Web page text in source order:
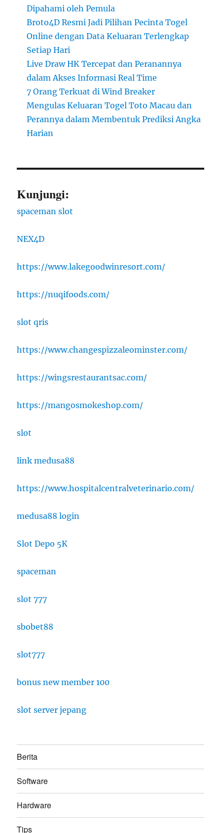
Dipahami oleh Pemula
Broto4D Resmi Jadi Pilihan Pecinta Togel
Online dengan Data Keluaran Terlengkap
Setiap Hari
Live Draw HK Tercepat dan Peranannya
dalam Akses Informasi Real Time
7 Orang Terkuat di Wind Breaker
Mengulas Keluaran Togel Toto Macau dan
Perannya dalam Membentuk Prediksi Angka
Harian
Kunjungi:
spaceman slot
NEX4D
https://www.lakegoodwinresort.com/
https://nuqifoods.com/
slot qris
https://www.changespizzaleominster.com/
https://wingsrestaurantsac.com/
https://mangosmokeshop.com/
slot
link medusa88
https://www.hospitalcentralveterinario.com/
medusa88 login
Slot Depo 5K
spaceman
slot 777
sbobet88
slot777
bonus new member 100
slot server jepang
Berita
Software
Hardware
Tips